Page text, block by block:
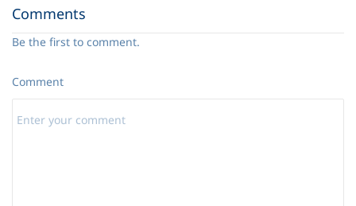
Comments
Be the first to comment.
Comment